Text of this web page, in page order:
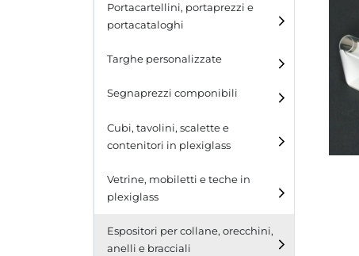
Portacartellini, portaprezzi e
portacataloghi
Portacartellini
Portacataloghi
Targhe personalizzate
Segnaprezzi componibili
Cubi, tavolini, scalette e
contenitori in plexiglass
Cubi
Scalette
Vetrine, mobiletti e teche in
plexiglass
Espositori per collane, orecchini,
anelli e bracciali